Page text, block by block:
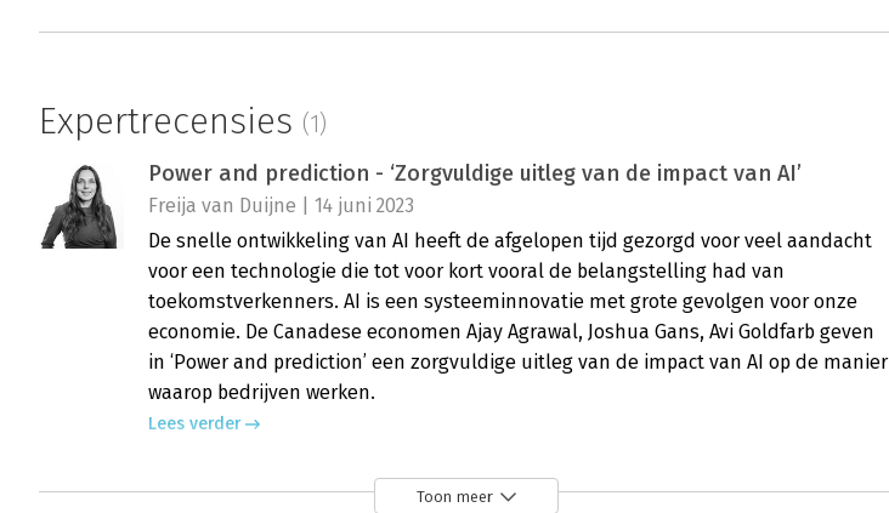
Expertrecensies (1)
Power and prediction - ‘Zorgvuldige uitleg van de impact van AI’
Freija van Duijne | 14 juni 2023
De snelle ontwikkeling van AI heeft de afgelopen tijd gezorgd voor veel aandacht
voor een technologie die tot voor kort vooral de belangstelling had van
toekomstverkenners. AI is een systeeminnovatie met grote gevolgen voor onze
economie. De Canadese economen Ajay Agrawal, Joshua Gans, Avi Goldfarb geven
in ‘Power and prediction’ een zorgvuldige uitleg van de impact van AI op de manier
waarop bedrijven werken.
Lees verder
Toon meer